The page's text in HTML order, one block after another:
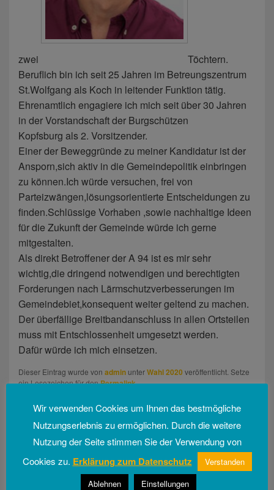
zwei
Töchtern.
Beruflich bin ich seit 25 Jahren im Betreungszentrum
St.Wolfgang als Koch in leitender Funktion tätig.
Ehrenamtlich engagiere ich mich seit über 30 Jahren
in der Vorstandschaft der Burgschützen
Kopfsburg als 2. Vorsitzender.
Einer der Beweggründe zu meiner Kandidatur ist der
Ansporn,sich aktiv in die Gemeindepolitik einbringen
zu können.Ich würde versuchen, frei von
Parteizwängen,lösungsorientierte Entscheidungen zu
finden.Schlüssige Vorhaben ,sowie nachhaltige Ideen
für die Zukunft der Gemeinde würde ich gerne
mitgestalten.
Als direkt Betroffener der A 94 ist es mir sehr
wichtig,die dringend notwendigen und berechtigten
Forderungen nach Lärmschutzverbesserungen im
Gemeindebiet,konsequent weiter geltend zu machen.
Der überfällige Breitbandanschluss in allen Ortsteilen
muss mit Entschlossenheit umgesetzt werden.
Dafür würde ich mich einsetzen.
Dieser Eintrag wurde von admin unterWahl 2020 veröffentlicht. Setze
ein Lesezeichen für denPermalink.
Beitragsnavigation
Vorherige
Unsere Kandidaten für den Gemeinderat
Wir verwenden Cookies um Ihnen das bestmögliche
Nutzungserlebnis zu ermöglichen. Durch die weitere
Nutzung der Seite stimmen Sie der Verwendung von
Cookies zu. Erklärung zum Datenschutz
Verstanden
Ablehnen
Einstellungen